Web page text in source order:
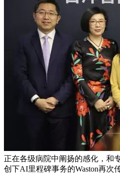
正在各级病院中阐扬的感化，和
创下AI里程碑事务的Waston再次